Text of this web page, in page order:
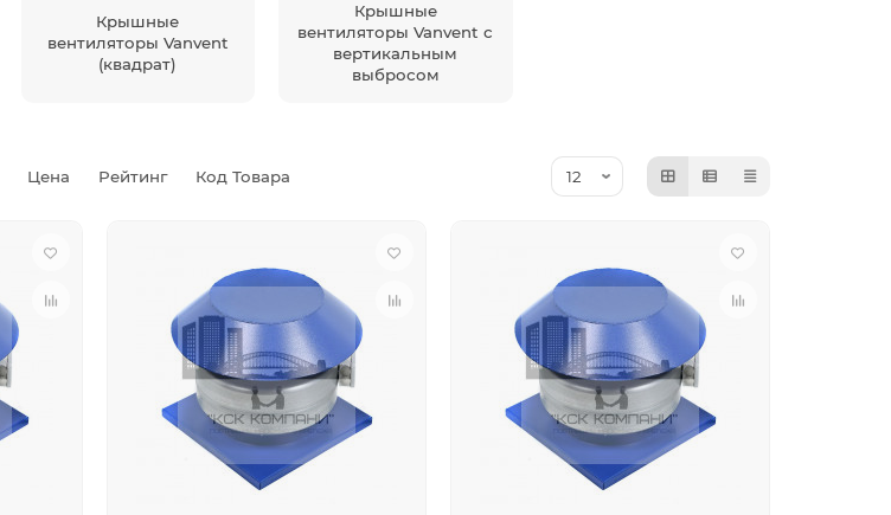
Крышные
вентиляторы Vanvent
(квадрат)
Крышные
вентиляторы Vanvent с
вертикальным
выбросом
Цена Рейтинг Код Товара